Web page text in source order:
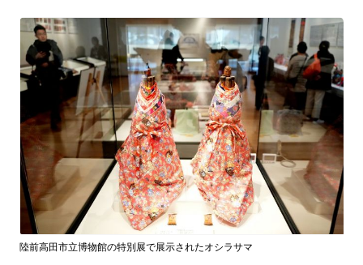
陸前高田市立博物館の特別展で展示されたオシラサマ